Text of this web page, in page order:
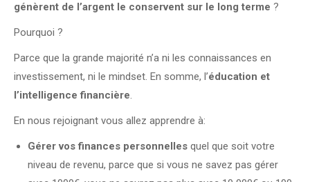
génèrent de l’argent le conservent sur le long terme ?
Pourquoi ?
Parce que la grande majorité n’a ni les connaissances en
investissement, ni le mindset. En somme, l’éducation et
l’intelligence financière.
En nous rejoignant vous allez apprendre à:
Gérer vos finances personnelles quel que soit votre
niveau de revenu, parce que si vous ne savez pas gérer